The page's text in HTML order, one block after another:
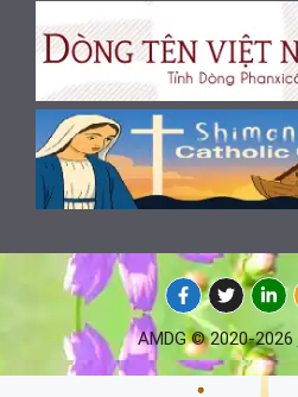
AMDG © 2020-2026